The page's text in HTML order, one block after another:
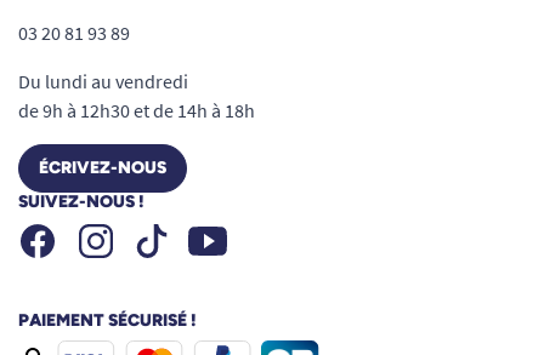
03 20 81 93 89
Du lundi au vendredi
de 9h à 12h30 et de 14h à 18h
ÉCRIVEZ-NOUS
SUIVEZ-NOUS !
FacebookInstagramTiktok Youtube
PAIEMENT SÉCURISÉ !